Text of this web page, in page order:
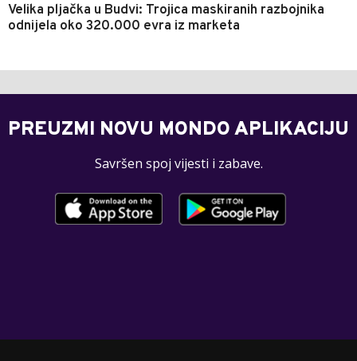
Velika pljačka u Budvi: Trojica maskiranih razbojnika
odnijela oko 320.000 evra iz marketa
PREUZMI NOVU MONDO APLIKACIJU
Savršen spoj vijesti i zabave.